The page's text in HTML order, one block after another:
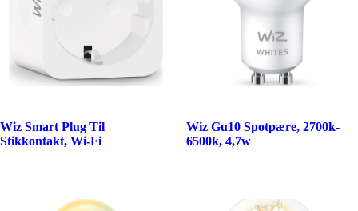
Wiz Smart Plug Til
Stikkontakt, Wi-Fi
Wiz Gu10 Spotpære, 2700k-
6500k, 4,7w